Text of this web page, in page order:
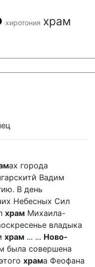
хиротония храм
ах города
Вадим
В день
Небесных Сил
храм Михаила-
владыка
храм ... ... Ново-
была совершена
храма Феофана